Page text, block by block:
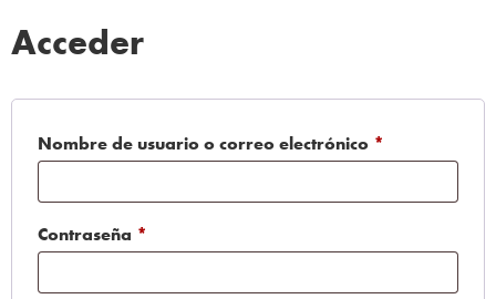
Acceder
Nombre de usuario o correo electrónico *
Contraseña *